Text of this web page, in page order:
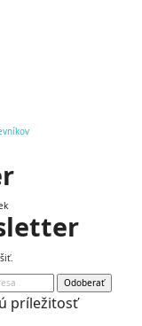
Odoberať
príležitosť